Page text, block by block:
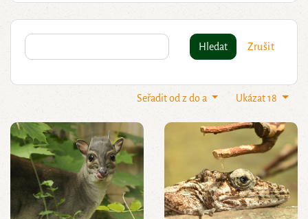
Hledat Zrušit
Ukázat 18
Seřadit od z do a